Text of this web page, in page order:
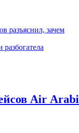
разъяснил, зачем
Air